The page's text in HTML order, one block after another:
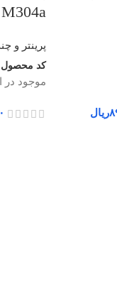
ریال
M304a
پرینتر و
کد
موجود در